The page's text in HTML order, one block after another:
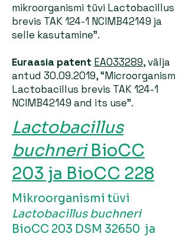
mikroorganismi tüvi Lactobacillus
brevis TAK 124-1 NCIMB42149 ja
selle kasutamine”.
Euraasia patent EA033289, välja
antud 30.09.2019, “Microorganism
Lactobacillus brevis TAK 124-1
NCIMB42149 and its use”.
Lactobacillus
buchneri BioCC
203 ja BioCC 228
Mikroorganismi tüvi
Lactobacillus buchneri
BioCC 203 DSM 32650 ja